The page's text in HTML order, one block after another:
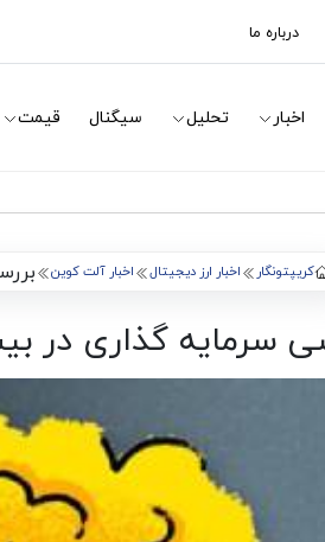
درباره ما
اخبار تحلیل سیگنال قیمت
کریپتونگار اخبار ارز دیجیتال اخبار آلت کوین
سرمایه گذاری در